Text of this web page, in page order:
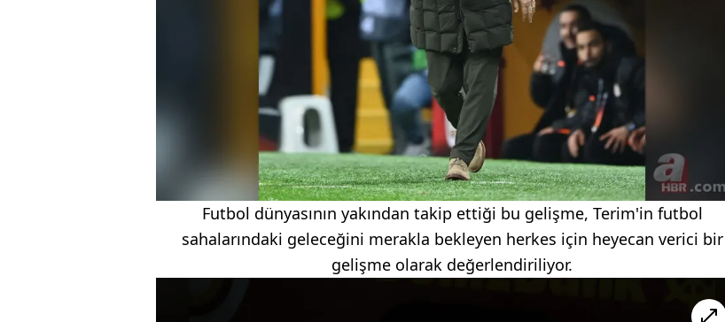
Futbol dünyasının yakından takip ettiği bu gelişme, Terim'in futbol
sahalarındaki geleceğini merakla bekleyen herkes için heyecan verici bir
gelişme olarak değerlendiriliyor.